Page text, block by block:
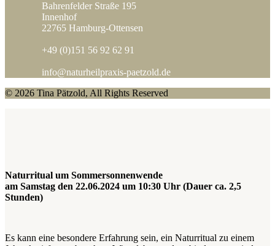
Bahrenfelder Straße 195
Innenhof
22765 Hamburg-Ottensen
+49 (0)151 56 92 62 91
info@naturheilpraxis-paetzold.de
© 2026 Tina Pätzold, All Rights Reserved
Naturritual um Sommersonnenwende
am Samstag den 22.06.2024 um 10:30 Uhr (Dauer ca. 2,5
Stunden)
Es kann eine besondere Erfahrung sein, ein Naturritual zu einem